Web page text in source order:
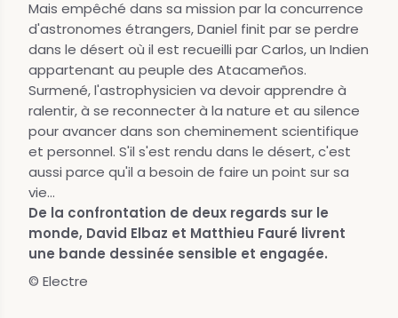
Mais empêché dans sa mission par la concurrence
d'astronomes étrangers, Daniel finit par se perdre
dans le désert où il est recueilli par Carlos, un Indien
appartenant au peuple des Atacameños.
Surmené, l'astrophysicien va devoir apprendre à
ralentir, à se reconnecter à la nature et au silence
pour avancer dans son cheminement scientifique
et personnel. S'il s'est rendu dans le désert, c'est
aussi parce qu'il a besoin de faire un point sur sa
vie...
De la confrontation de deux regards sur le
monde, David Elbaz et Matthieu Fauré livrent
une bande dessinée sensible et engagée.
© Electre